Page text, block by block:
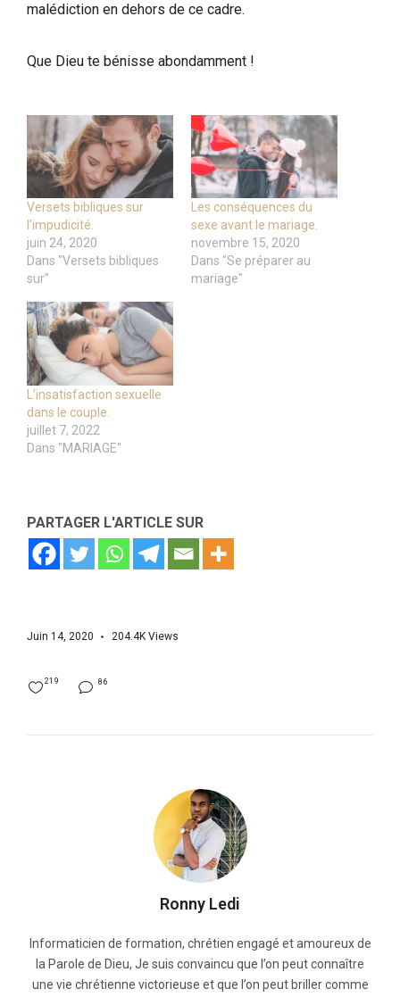
malédiction en dehors de ce cadre.
Que Dieu te bénisse abondamment !
Versets bibliques sur
l’impudicité.
juin 24, 2020
Dans "Versets bibliques
sur"
Les conséquences du
sexe avant le mariage.
novembre 15, 2020
Dans "Se préparer au
mariage"
L’insatisfaction sexuelle
dans le couple.
juillet 7, 2022
Dans "MARIAGE"
PARTAGER L'ARTICLE SUR
Juin 14, 2020 204.4K Views
86
219
Ronny Ledi
Informaticien de formation, chrétien engagé et amoureux de
la Parole de Dieu, Je suis convaincu que l’on peut connaître
une vie chrétienne victorieuse et que l’on peut briller comme